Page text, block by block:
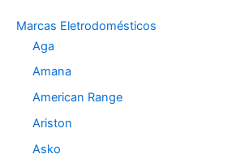
rMarcas Eletrodomésticos
Aga
Amana
American Range
Ariston
Asko